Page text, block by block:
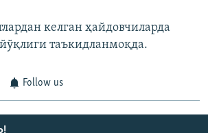
келган ҳайдовчиларда
таъкидланмоқда.
Follow us